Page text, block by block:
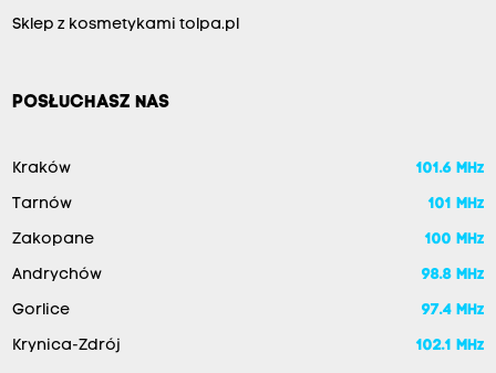
Sklep z kosmetykami tolpa.pl
POSŁUCHASZ NAS
Kraków 101.6 MHz
Tarnów 101 MHz
Zakopane 100 MHz
Andrychów 98.8 MHz
Gorlice 97.4 MHz
Krynica-Zdrój 102.1 MHz